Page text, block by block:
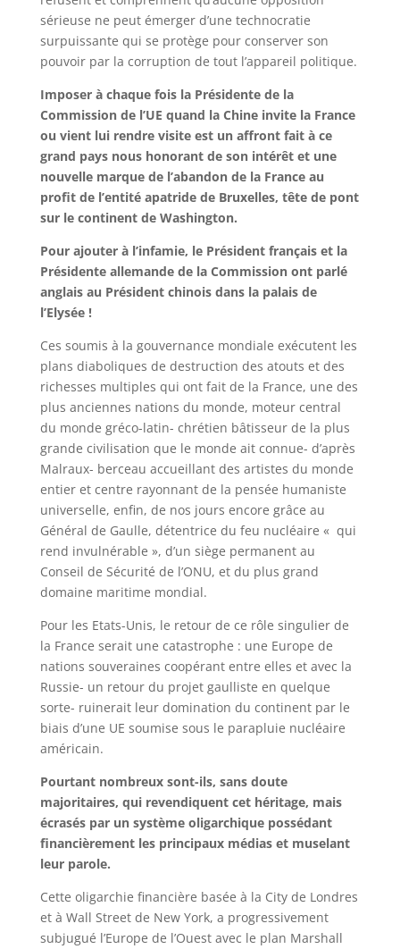
sérieuse ne peut émerger d’une technocratie
surpuissante qui se protège pour conserver son
pouvoir par la corruption de tout l’appareil politique.
Imposer à chaque fois la Présidente de la
Commission de l’UE quand la Chine invite la France
ou vient lui rendre visite est un affront fait à ce
grand pays nous honorant de son intérêt et une
nouvelle marque de l’abandon de la France au
profit de l’entité apatride de Bruxelles, tête de pont
sur le continent de Washington.
Pour ajouter à l’infamie, le Président français et la
Présidente allemande de la Commission ont parlé
anglais au Président chinois dans la palais de
l’Elysée !
Ces soumis à la gouvernance mondiale exécutent les
plans diaboliques de destruction des atouts et des
richesses multiples qui ont fait de la France, une des
plus anciennes nations du monde, moteur central
du monde gréco-latin- chrétien bâtisseur de la plus
grande civilisation que le monde ait connue- d’après
Malraux- berceau accueillant des artistes du monde
entier et centre rayonnant de la pensée humaniste
universelle, enfin, de nos jours encore grâce au
Général de Gaulle, détentrice du feu nucléaire « qui
rend invulnérable », d’un siège permanent au
Conseil de Sécurité de l’ONU, et du plus grand
domaine maritime mondial.
Pour les Etats-Unis, le retour de ce rôle singulier de
la France serait une catastrophe : une Europe de
nations souveraines coopérant entre elles et avec la
Russie- un retour du projet gaulliste en quelque
sorte- ruinerait leur domination du continent par le
biais d’une UE soumise sous le parapluie nucléaire
américain.
Pourtant nombreux sont-ils, sans doute
majoritaires, qui revendiquent cet héritage, mais
écrasés par un système oligarchique possédant
financièrement les principaux médias et muselant
leur parole.
Cette oligarchie financière basée à la City de Londres
et à Wall Street de New York, a progressivement
subjugué l’Europe de l’Ouest avec le plan Marshall